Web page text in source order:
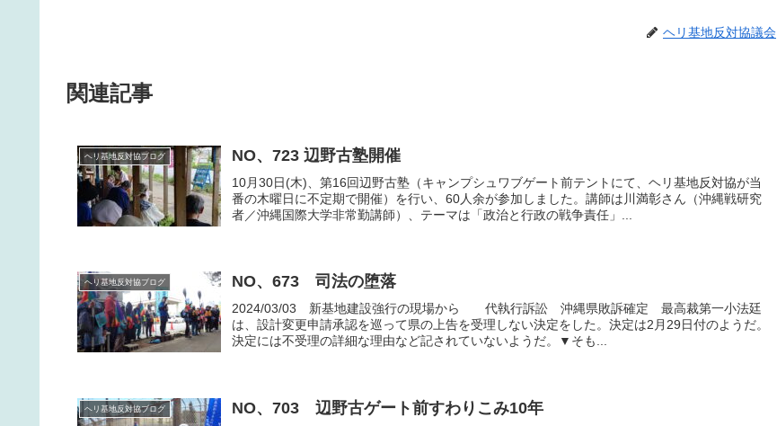
ヘリ基地反対協議会
関連記事
ヘリ基地反対協ブログ NO、723 辺野古塾開催
10月30日(木)、第16回辺野古塾（キャンプシュワブゲート前テントにて、ヘリ基地反対協が当
番の木曜日に不定期で開催）を行い、60人余が参加しました。講師は川満彰さん（沖縄戦研究
者／沖縄国際大学非常勤講師）、テーマは「政治と行政の戦争責任」...
ヘリ基地反対協ブログ NO、673 司法の堕落
2024/03/03 新基地建設強行の現場から 代執行訴訟 沖縄県敗訴確定 最高裁第一小法廷
は、設計変更申請承認を巡って県の上告を受理しない決定をした。決定は2月29日付のようだ。
決定には不受理の詳細な理由など記されていないようだ。▼そも...
ヘリ基地反対協ブログ NO、703 辺野古ゲート前すわりこみ10年